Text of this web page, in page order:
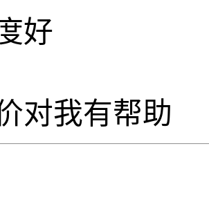
好
对我有帮助